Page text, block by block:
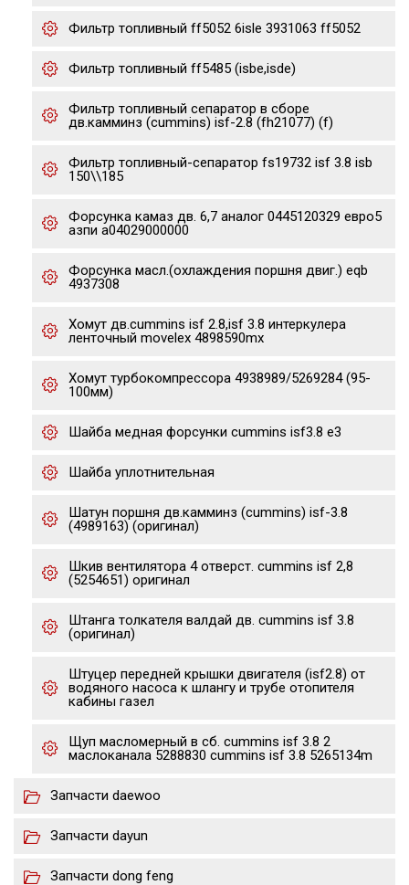
Фильтр топливный ff5052 6isle 3931063 ff5052
Фильтр топливный ff5485 (isbe,isde)
Фильтр топливный сепаратор в сборе
дв.камминз (cummins) isf-2.8 (fh21077) (f)
Фильтр топливный-сепаратор fs19732 isf 3.8 isb
150\\185
Форсунка камаз дв. 6,7 аналог 0445120329 евро5
азпи a04029000000
Форсунка масл.(охлаждения поршня двиг.) eqb
4937308
Хомут дв.cummins isf 2.8,isf 3.8 интеркулера
ленточный movelex 4898590mx
Хомут турбокомпрессора 4938989/5269284 (95-
100мм)
Шайба медная форсунки cummins isf3.8 e3
Шайба уплотнительная
Шатун поршня дв.камминз (cummins) isf-3.8
(4989163) (оригинал)
Шкив вентилятора 4 отверст. cummins isf 2,8
(5254651) оригинал
Штанга толкателя валдай дв. cummins isf 3.8
(оригинал)
Штуцер передней крышки двигателя (isf2.8) от
водяного насоса к шлангу и трубе отопителя
кабины газел
Щуп масломерный в сб. cummins isf 3.8 2
маслоканала 5288830 cummins isf 3.8 5265134m
Запчасти daewoo
Запчасти dayun
Запчасти dong feng